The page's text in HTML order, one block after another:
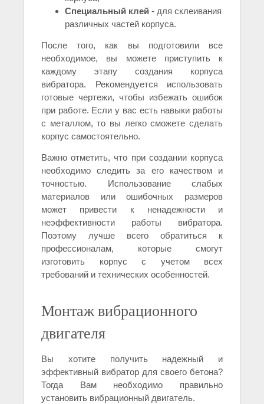
Специальный клей - для склеивания
различных частей корпуса.
После того, как вы подготовили все
необходимое, вы можете приступить к
каждому этапу создания корпуса
вибратора. Рекомендуется использовать
готовые чертежи, чтобы избежать ошибок
при работе. Если у вас есть навыки работы
с металлом, то вы легко сможете сделать
корпус самостоятельно.
Важно отметить, что при создании корпуса
необходимо следить за его качеством и
точностью. Использование слабых
материалов или ошибочных размеров
может привести к ненадежности и
неэффективности работы вибратора.
Поэтому лучше всего обратиться к
профессионалам, которые смогут
изготовить корпус с учетом всех
требований и технических особенностей.
Монтаж вибрационного
двигателя
Вы хотите получить надежный и
эффективный вибратор для своего бетона?
Тогда Вам необходимо правильно
установить вибрационный двигатель.